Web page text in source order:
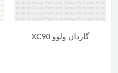
گاردان ولوو XC90